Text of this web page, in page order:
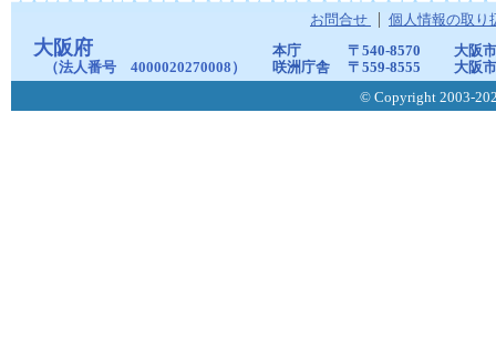
お問合せ 個人情報の取り
大阪府
（法人番号 4000020270008）
本庁 〒540-8570
大阪
咲洲庁舎
〒559-8555
大阪
© Copyright 2003-